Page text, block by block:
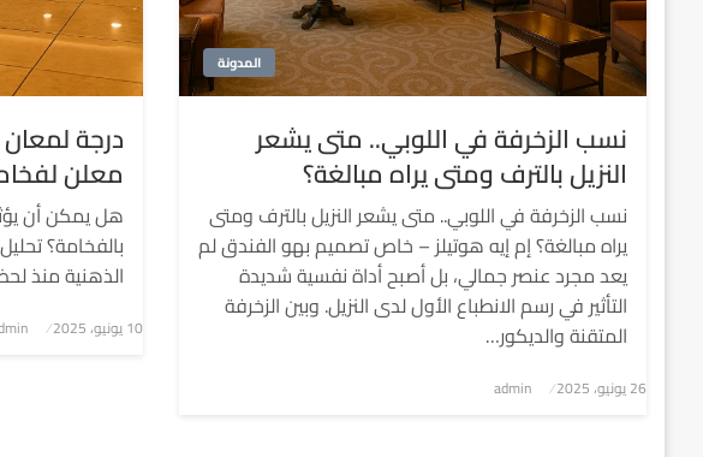
المدونة
نسب الزخرفة في اللوبي.. متى يشعر
النزيل بالترف ومتى يراه مبالغة؟
نسب الزخرفة في اللوبي.. متى يشعر النزيل بالترف ومتى
يراه مبالغة؟ إم إيه هوتيلز – خاص تصميم بهو الفندق لم
يعد مجرد عنصر جمالي، بل أصبح أداة نفسية شديدة
التأثير في رسم الانطباع الأول لدى النزيل. وبين الزخرفة
المتقنة والديكور…
نُشر
26 يونيو، 2025 admin
درجة لمعان
معلن
هل يمكن أن
بالفخامة؟
الذهنية منذ
نُشر
10 يونيو، 2025